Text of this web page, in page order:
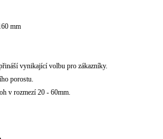
mm
vynikající volbu pro zákazníky.
porostu.
v rozmezí 20 - 60mm.